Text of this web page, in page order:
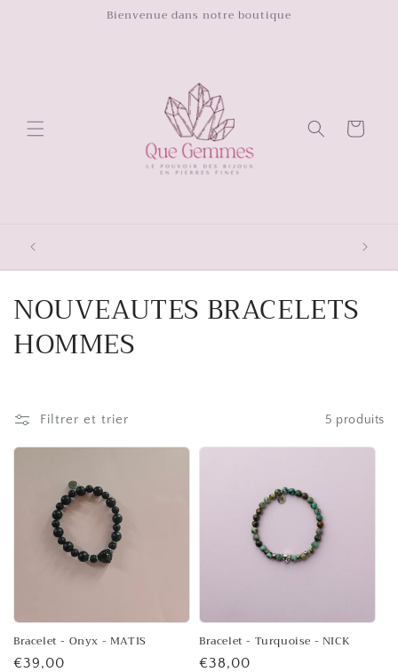
Bienvenue dans notre boutique
Panier
C
o
l
e
n
:
NOUVEAUTES BRACELETS
HOMMES
Filtrer et trier 5 produits
Bracelet - Onyx - MATIS
Prix
€39,00
Bracelet - Turquoise - NICK
Prix
€38,00